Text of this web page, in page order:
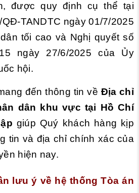
được quy định cụ thể tại
TANDTC ngày 01/7/2025
tối cao và Nghị quyết số
ngày 27/6/2025 của Ủy
hội.
đến thông tin về Địa chỉ
dân khu vực tại Hồ Chí
giúp Quý khách hàng kịp
tin và địa chỉ chính xác của
hiện nay.
lưu ý về hệ thống Tòa án